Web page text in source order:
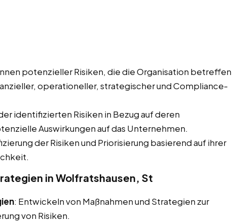
potenzieller Risiken, die die Organisation betreffen
operationeller, strategischer und Compliance-
identifizierten Risiken in Bezug auf deren
Auswirkungen auf das Unternehmen.
der Risiken und Priorisierung basierend auf ihrer
in Wolfratshausen, St
: Entwickeln von Maßnahmen und Strategien zur
von Risiken.